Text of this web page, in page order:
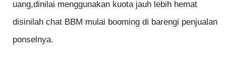
uang,dinilai menggunakan kuota jauh lebih hemat
disinilah chat BBM mulai booming di barengi penjualan
ponselnya.